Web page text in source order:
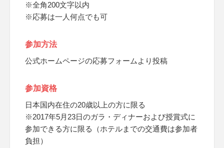
※全角200文字以内
※応募は一人何点でも可
参加方法
公式ホームページの応募フォームより投稿
参加資格
日本国内在住の20歳以上の方に限る
※2017年5月23日のガラ・ディナーおよび授賞式に
参加できる方に限る（ホテルまでの交通費は参加者
負担）